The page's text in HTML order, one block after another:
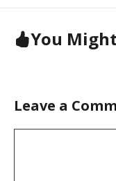
You
Leave a